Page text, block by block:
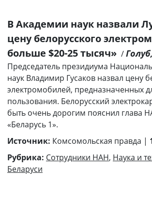
В Академии наук назвали
цену белорусского
больше $20-25 тысяч» /
Председатель президиума
наук Владимир Гусаков назвал цену
электромобилей, предназначенных
пользования. Белорусский
быть очень дорогим пояснил глава
«Беларусь 1».
Источник: Комсомольская правда |
Рубрика: Сотрудники НАН, Наука и
Беларуси